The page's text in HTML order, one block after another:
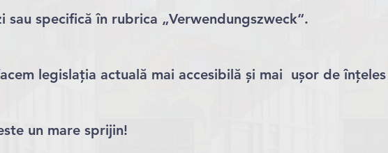
sau specifică în rubrica „Verwendungszweck“.
legislația actuală mai accesibilă și mai ușor de
un mare sprijin!